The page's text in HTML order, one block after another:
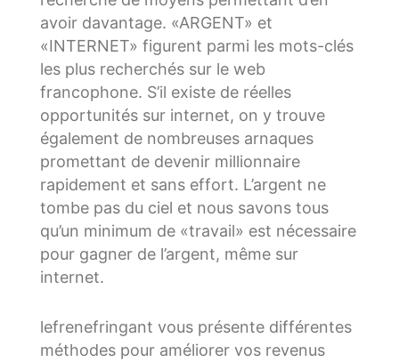
avoir davantage. «ARGENT» et
«INTERNET» figurent parmi les mots-clés
les plus recherchés sur le web
francophone. S’il existe de réelles
opportunités sur internet, on y trouve
également de nombreuses arnaques
promettant de devenir millionnaire
rapidement et sans effort. L’argent ne
tombe pas du ciel et nous savons tous
qu’un minimum de «travail» est nécessaire
pour gagner de l’argent, même sur
internet.
lefrenefringant vous présente différentes
méthodes pour améliorer vos revenus